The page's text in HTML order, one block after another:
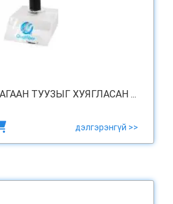
ТУУЗЫГ ХУЯГЛАСАН ...
дэлгэрэнгүй >>